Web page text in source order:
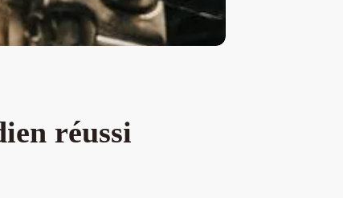
réussi